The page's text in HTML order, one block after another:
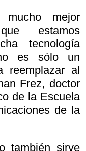
mucho mejor
estamos
tecnología
es sólo un
reemplazar al
Frez, doctor
de la Escuela
de la
también sirve